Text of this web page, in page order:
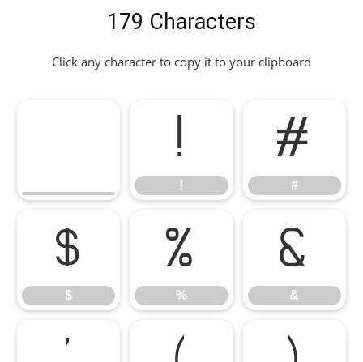
179 Characters
Click any character to copy it to your clipboard
!
!
#
#
$
$
%
%
&
&